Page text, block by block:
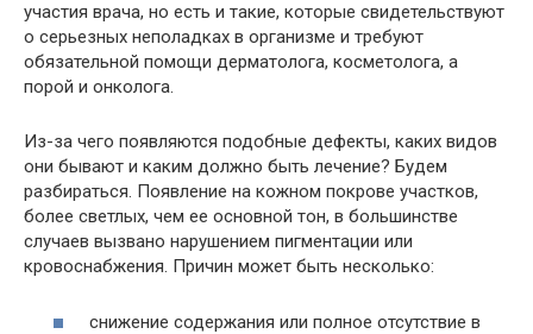
участия врача, но есть и такие, которые свидетельствуют
о серьезных неполадках в организме и требуют
обязательной помощи дерматолога, косметолога, а
порой и онколога.
Из-за чего появляются подобные дефекты, каких видов
они бывают и каким должно быть лечение? Будем
разбираться. Появление на кожном покрове участков,
более светлых, чем ее основной тон, в большинстве
случаев вызвано нарушением пигментации или
кровоснабжения. Причин может быть несколько:
снижение содержания или полное отсутствие в